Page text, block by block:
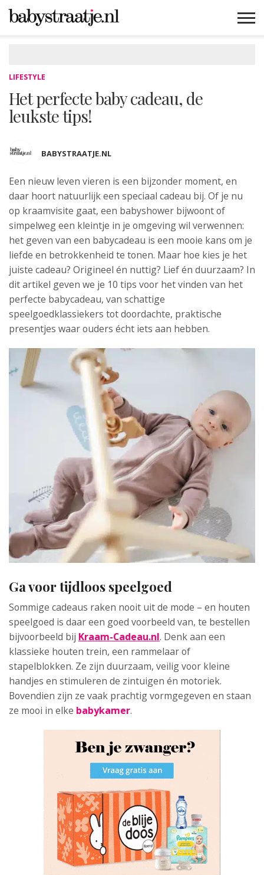
LIFESTYLE
Het perfecte baby cadeau, de
leukste tips!
BABYSTRAATJE.NL
Een nieuw leven vieren is een bijzonder moment, en
daar hoort natuurlijk een speciaal cadeau bij. Of je nu
op kraamvisite gaat, een babyshower bijwoont of
simpelweg een kleintje in je omgeving wil verwennen:
het geven van een babycadeau is een mooie kans om je
liefde en betrokkenheid te tonen. Maar hoe kies je het
juiste cadeau? Origineel én nuttig? Lief én duurzaam? In
dit artikel geven we je 10 tips voor het vinden van het
perfecte babycadeau, van schattige
speelgoedklassiekers tot doordachte, praktische
presentjes waar ouders écht iets aan hebben.
Ga voor tijdloos speelgoed
Sommige cadeaus raken nooit uit de mode – en houten
speelgoed is daar een goed voorbeeld van, te bestellen
bijvoorbeeld bij Kraam-Cadeau.nl. Denk aan een
klassieke houten trein, een rammelaar of
stapelblokken. Ze zijn duurzaam, veilig voor kleine
handjes en stimuleren de zintuigen én motoriek.
Bovendien zijn ze vaak prachtig vormgegeven en staan
ze mooi in elke babykamer.